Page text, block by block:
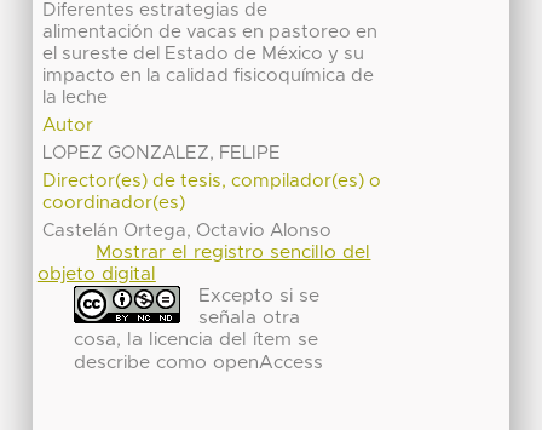
Diferentes estrategias de
alimentación de vacas en pastoreo en
el sureste del Estado de México y su
impacto en la calidad fisicoquímica de
la leche
Autor
LOPEZ GONZALEZ, FELIPE
Director(es) de tesis, compilador(es) o
coordinador(es)
Castelán Ortega, Octavio Alonso
Mostrar el registro sencillo del
objeto digital
Excepto si se
señala otra
cosa, la licencia del ítem se
describe como openAccess